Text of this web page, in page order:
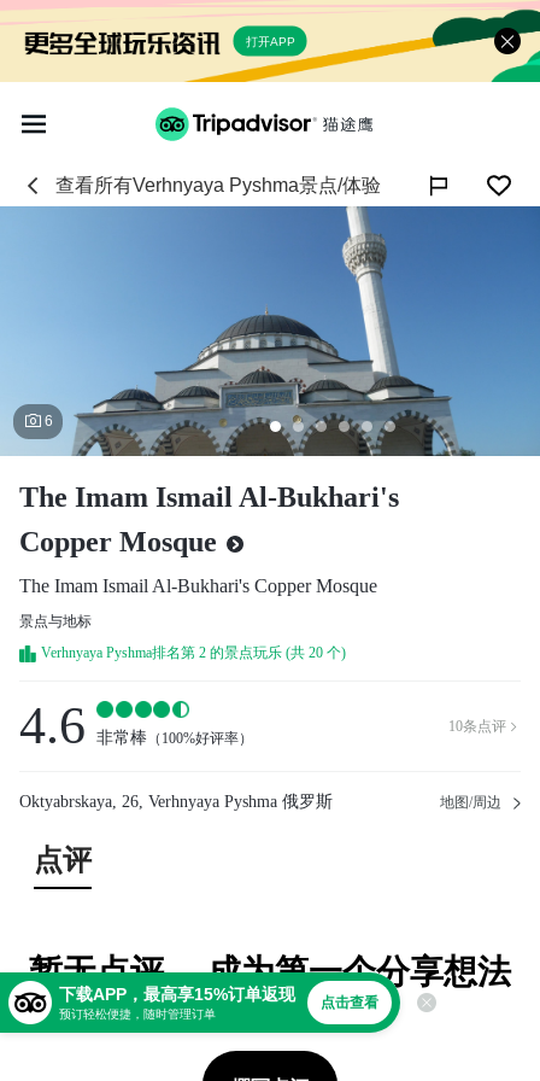
打开APP
查看所有Verhnyaya Pyshma景点/体验
 6
The Imam Ismail Al-Bukhari's
Copper Mosque
The Imam Ismail Al-Bukhari's Copper Mosque
景点与地标
Verhnyaya Pyshma排名第 2 的景点玩乐 (共 20 个)
4.6 非常棒 （ 100%好评率）
10条点评 
Oktyabrskaya, 26, Verhnyaya Pyshma 俄罗斯 地图/周边
点评
暂无点评。 成为第一个分享想法
的人！
下载APP，最高享15%订单返现
预订轻松便捷，随时管理订单
点击查看